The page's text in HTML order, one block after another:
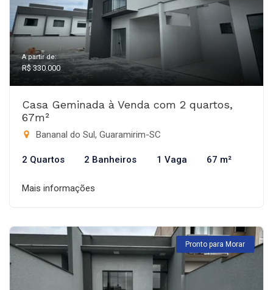
A partir de:
R$ 330.000
Casa Geminada à Venda com 2 quartos,
67m²
Bananal do Sul, Guaramirim-SC
2 Quartos 2 Banheiros 1 Vaga 67 m²
Mais informações
Pronto para Morar